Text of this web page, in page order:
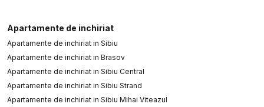
Apartamente de inchiriat
Apartamente de inchiriat in Sibiu
Apartamente de inchiriat in Brasov
Apartamente de inchiriat in Sibiu Central
Apartamente de inchiriat in Sibiu Strand
Apartamente de inchiriat in Sibiu Mihai Viteazul